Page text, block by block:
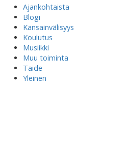
Ajankohtaista
Blogi
Kansainvälisyys
Koulutus
Musiikki
Muu toiminta
Taide
Yleinen